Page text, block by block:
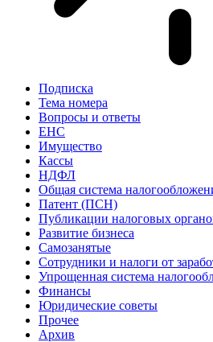
Подписка
Тема номера
Вопросы и ответы
ЕНС
Имущество
Кассы
НДФЛ
Общая система
Патент (ПСН)
Публикации налоговых
Развитие бизнеса
Самозанятые
Сотрудники и налоги от
Упрощенная система
Финансы
Юридические советы
Прочее
Архив